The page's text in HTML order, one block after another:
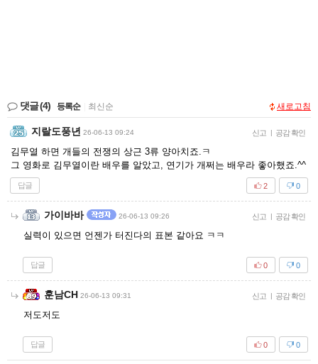
댓글(4) 등록순 최신순 새로고침
지랄도풍년 26-06-13 09:24 신고 | 공감 확인
김무열 하면 개들의 전쟁의 상근 3류 양아치죠.ㅋ
그 영화로 김무열이란 배우를 알았고, 연기가 개쩌는 배우라 좋아했죠.^^
답글 0
2
가이바바 26-06-13 09:26 신고 | 공감 확인
실력이 있으면 언젠가 터진다의 표본 같아요 ㅋㅋ
답글 0
0
훈남CH 26-06-13 09:31 신고 | 공감 확인
저도저도
답글 0
0